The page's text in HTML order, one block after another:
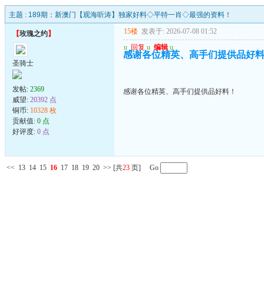
主题 : 189期：新澳门【观海听涛】独家好料◇平特一肖◇最强的资料！
【玫瑰之约】
圣骑士
发帖: 2369
威望: 20392 点
铜币: 10328 枚
贡献值: 0 点
好评度: 0 点
15楼 发表于: 2026-07-08 01:52
u 回复 u 编辑 u
感谢各位精英、高手们提供品好
感谢各位精英、高手们提供品好料！
<< 13 14 15 16 17 18 19 20 >> [共23 页] Go